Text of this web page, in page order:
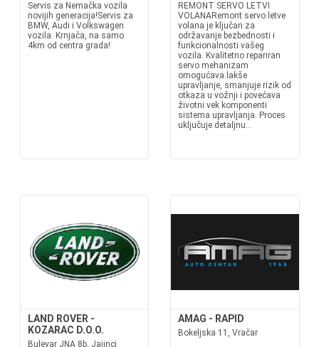
Servis za Nemačka vozila
novijih generacija!Servis za
BMW, Audi i Volkswagen
vozila. Krnjača, na samo
4km od centra grada!
REMONT SERVO LETVI
VOLANARemont servo letve
volana je ključan za
održavanje bezbednosti i
funkcionalnosti vašeg
vozila. Kvalitetno repariran
servo mehanizam
omogućava lakše
upravljanje, smanjuje rizik od
otkaza u vožnji i povećava
životni vek komponenti
sistema upravljanja. Proces
uključuje detaljnu...
LAND ROVER -
KOZARAC D.O.O.
Bulevar JNA 8b, Jajinci
AMAG - RAPID
Bokeljska 11, Vračar